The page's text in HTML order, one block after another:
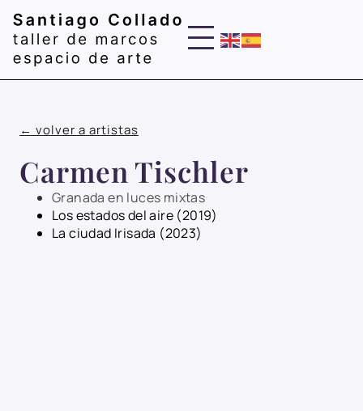
← volver a artistas
Carmen Tischler
Granada en luces mixtas
Los estados del aire (2019)
La ciudad Irisada (2023)